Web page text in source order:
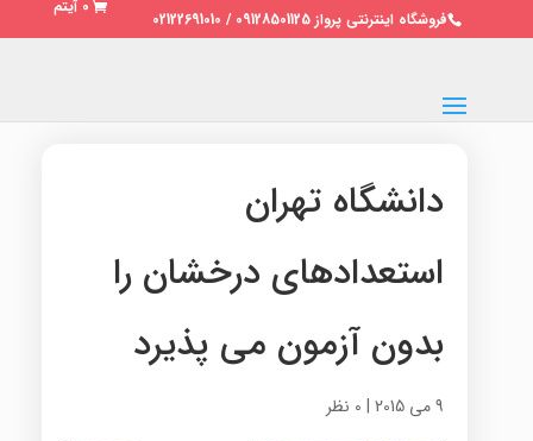
فروشگاه اینترنتی پرواز 09128501125 / 02122691010
0 آیتم
دانشگاه تهران
استعدادهای درخشان را
بدون آزمون می پذیرد
9 می 2015 | 0 نظر